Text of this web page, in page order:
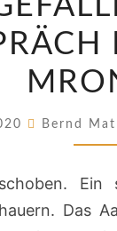
Bernd
Ein
Das